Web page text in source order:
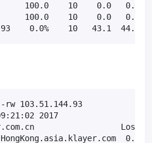
100.0    10    0.0   0.0
100.0    10    0.0   0.0
0.0%    10   43.1  44.0
rw 103.51.144.93
2017
Loss%
0.0%